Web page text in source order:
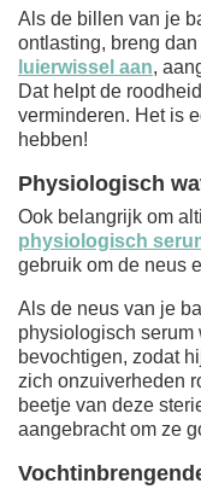
Als de billen van je
ontlasting, breng
luierwissel aan,
Dat helpt de
verminderen. Het is
hebben!
Physiologisch
Ook belangrijk om
physiologisch
gebruik om de neus
Als de neus van je
physiologisch serum
bevochtigen, zodat
zich onzuiverheden
beetje van deze
aangebracht om ze